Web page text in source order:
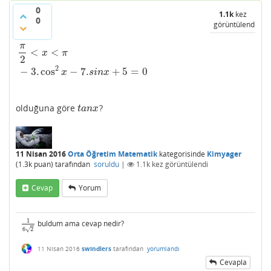
0
0
1.1kkez
görüntülendi
π
2
< x < π
− 3.cos2 x − 7.sinx + 5 = 0
π2
olduğuna göre tanx
tanx ?
11 Nisan 2016Orta Öğretim Matematikkategorisinde Kimyager
(1.3k puan) tarafından soruldu | 1.1k kez görüntülendi
Cevap Yorum
1
6
2
√
162 buldum ama cevap nedir?
11 Nisan 2016 swindlers tarafından yorumlandı
Cevapla